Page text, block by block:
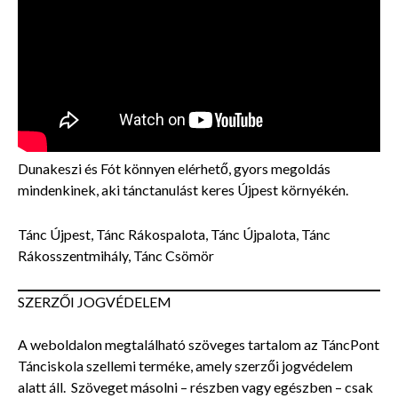
Dunakeszi és Fót könnyen elérhető, gyors megoldás
mindenkinek, aki tánctanulást keres Újpest környékén.
Tánc Újpest, Tánc Rákospalota, Tánc Újpalota, Tánc
Rákosszentmihály, Tánc Csömör
SZERZŐI JOGVÉDELEM
A weboldalon megtalálható szöveges tartalom az TáncPont
Tánciskola szellemi terméke, amely szerzői jogvédelem
alatt áll. Szöveget másolni – részben vagy egészben – csak